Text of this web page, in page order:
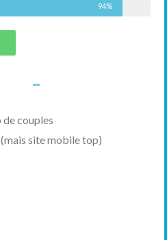
94%
-
de couples
(mais site mobile top)